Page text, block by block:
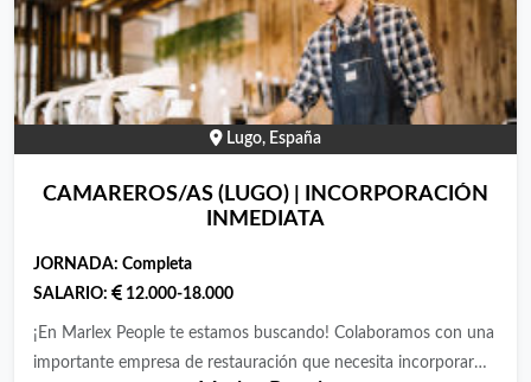
Lugo, España
CAMAREROS/AS (LUGO) | INCORPORACIÓN
INMEDIATA
JORNADA: Completa
SALARIO:
12.000-18.000
¡En Marlex People te estamos buscando! Colaboramos con una
importante empresa de restauración que necesita incorporar